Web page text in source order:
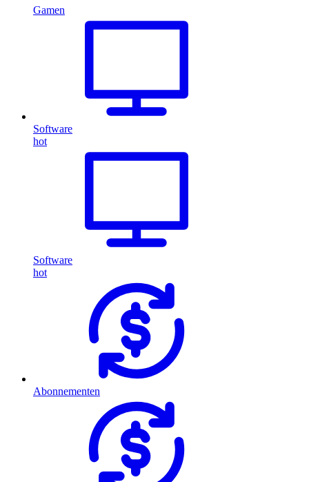
Gamen
Software
hot
Software
hot
Abonnementen